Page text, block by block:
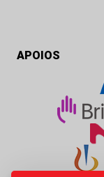
APOIOS